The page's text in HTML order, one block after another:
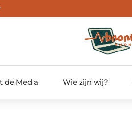
de Media Wie zijn wij?